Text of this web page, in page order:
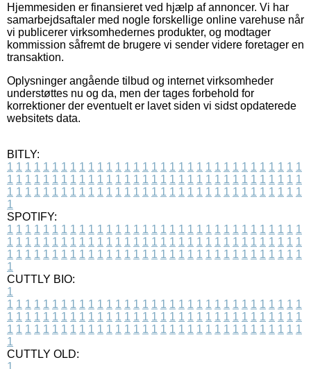
Hjemmesiden er finansieret ved hjælp af annoncer. Vi har
samarbejdsaftaler med nogle forskellige online varehuse når
vi publicerer virksomhedernes produkter, og modtager
kommission såfremt de brugere vi sender videre foretager en
transaktion.
Oplysninger angående tilbud og internet virksomheder
understøttes nu og da, men der tages forbehold for
korrektioner der eventuelt er lavet siden vi sidst opdaterede
websitets data.
BITLY:
1 1 1 1 1 1 1 1 1 1 1 1 1 1 1 1 1 1 1 1 1 1 1 1 1 1 1 1 1 1 1 1 1
1 1 1 1 1 1 1 1 1 1 1 1 1 1 1 1 1 1 1 1 1 1 1 1 1 1 1 1 1 1 1 1 1
1 1 1 1 1 1 1 1 1 1 1 1 1 1 1 1 1 1 1 1 1 1 1 1 1 1 1 1 1 1 1 1 1
1
SPOTIFY:
1 1 1 1 1 1 1 1 1 1 1 1 1 1 1 1 1 1 1 1 1 1 1 1 1 1 1 1 1 1 1 1 1
1 1 1 1 1 1 1 1 1 1 1 1 1 1 1 1 1 1 1 1 1 1 1 1 1 1 1 1 1 1 1 1 1
1 1 1 1 1 1 1 1 1 1 1 1 1 1 1 1 1 1 1 1 1 1 1 1 1 1 1 1 1 1 1 1 1
1
CUTTLY BIO:
1
1 1 1 1 1 1 1 1 1 1 1 1 1 1 1 1 1 1 1 1 1 1 1 1 1 1 1 1 1 1 1 1 1
1 1 1 1 1 1 1 1 1 1 1 1 1 1 1 1 1 1 1 1 1 1 1 1 1 1 1 1 1 1 1 1 1
1 1 1 1 1 1 1 1 1 1 1 1 1 1 1 1 1 1 1 1 1 1 1 1 1 1 1 1 1 1 1 1 1
1
CUTTLY OLD:
1